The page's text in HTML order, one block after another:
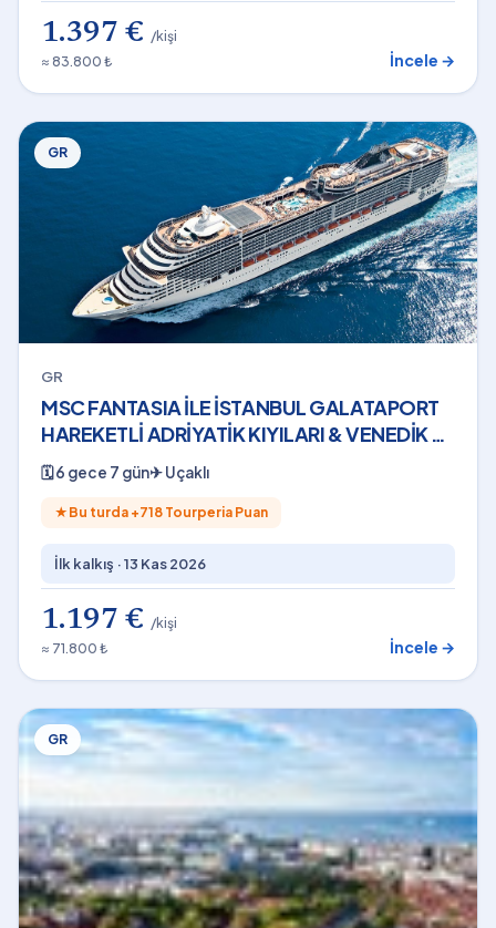
1.397 € /kişi
≈ 83.800 ₺
İncele →
GR
GR
MSC FANTASIA İLE İSTANBUL GALATAPORT
HAREKETLİ ADRİYATİK KIYILARI & VENEDİK 6
Gece THY - 13 Kasım 2026
🗓6 gece 7 gün✈Uçaklı
★ Bu turda +718 Tourperia Puan
İlk kalkış ·13 Kas 2026
1.197 € /kişi
≈ 71.800 ₺
İncele →
GR